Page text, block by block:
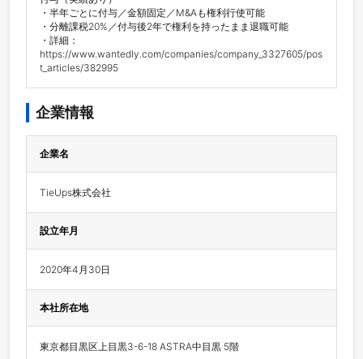
・半年ごとに付与／金額固定／M&Aも権利行使可能
・分離課税20%／付与後2年で権利を持ったまま退職可能
・詳細：
https://www.wantedly.com/companies/company_3327605/pos
t_articles/382995
企業情報
企業名
TieUps株式会社
設立年月
2020年4月30日
本社所在地
東京都目黒区上目黒3-6-18 ASTRA中目黒 5階